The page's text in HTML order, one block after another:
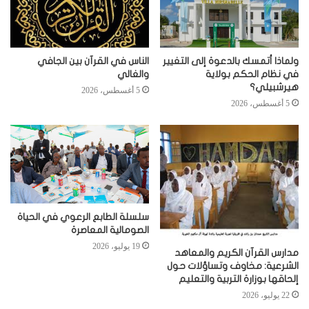
ولماذا أتمسك بالدعوة إلى التغيير
في نظام الحكم بولاية
هيرشبيلي؟
5 أغسطس، 2026
الناس في القرآن بين الجافي
والغالي
5 أغسطس، 2026
مدارس القرآن الكريم والمعاهد
الشرعية: مخاوف وتساؤلات حول
إلحاقها بوزارة التربية والتعليم
22 يوليو، 2026
سلسلة الطابع الرعوي في الحياة
الصومالية المعاصرة
19 يوليو، 2026